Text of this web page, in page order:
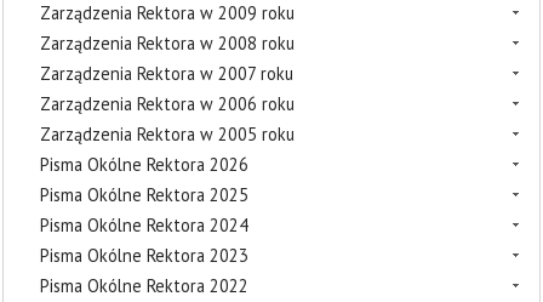
Zarządzenia Rektora w 2009 roku
Zarządzenia Rektora w 2008 roku
Zarządzenia Rektora w 2007 roku
Zarządzenia Rektora w 2006 roku
Zarządzenia Rektora w 2005 roku
Pisma Okólne Rektora 2026
Pisma Okólne Rektora 2025
Pisma Okólne Rektora 2024
Pisma Okólne Rektora 2023
Pisma Okólne Rektora 2022